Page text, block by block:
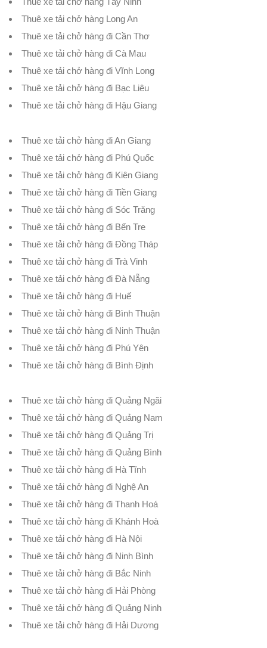
Thuê xe tải chở hàng Long An
Thuê xe tải chở hàng đi Cần Thơ
Thuê xe tải chở hàng đi Cà Mau
Thuê xe tải chở hàng đi Vĩnh Long
Thuê xe tải chở hàng đi Bạc Liêu
Thuê xe tải chở hàng đi Hậu Giang
Thuê xe tải chở hàng đi An Giang
Thuê xe tải chở hàng đi Phú Quốc
Thuê xe tải chở hàng đi Kiên Giang
Thuê xe tải chở hàng đi Tiền Giang
Thuê xe tải chở hàng đi Sóc Trăng
Thuê xe tải chở hàng đi Bến Tre
Thuê xe tải chở hàng đi Đồng Tháp
Thuê xe tải chở hàng đi Trà Vinh
Thuê xe tải chở hàng đi Đà Nẵng
Thuê xe tải chở hàng đi Huế
Thuê xe tải chở hàng đi Bình Thuận
Thuê xe tải chở hàng đi Ninh Thuận
Thuê xe tải chở hàng đi Phú Yên
Thuê xe tải chở hàng đi Bình Định
Thuê xe tải chở hàng đi Quảng Ngãi
Thuê xe tải chở hàng đi Quảng Nam
Thuê xe tải chở hàng đi Quảng Trị
Thuê xe tải chở hàng đi Quảng Bình
Thuê xe tải chở hàng đi Hà Tĩnh
Thuê xe tải chở hàng đi Nghệ An
Thuê xe tải chở hàng đi Thanh Hoá
Thuê xe tải chở hàng đi Khánh Hoà
Thuê xe tải chở hàng đi Hà Nội
Thuê xe tải chở hàng đi Ninh Bình
Thuê xe tải chở hàng đi Bắc Ninh
Thuê xe tải chở hàng đi Hải Phòng
Thuê xe tải chở hàng đi Quảng Ninh
Thuê xe tải chở hàng đi Hải Dương